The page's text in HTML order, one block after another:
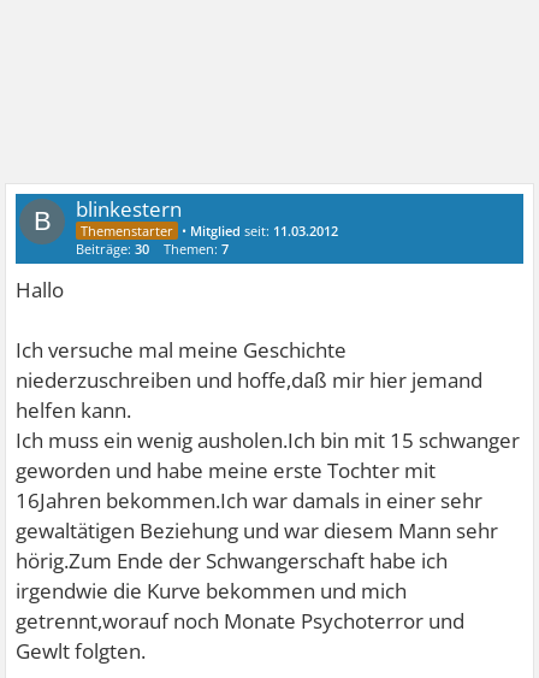
B blinkestern
• Mitglied seit: 11.03.2012
Beiträge:30 Themen:7
Hallo
Ich versuche mal meine Geschichte
niederzuschreiben und hoffe,daß mir hier jemand
helfen kann.
Ich muss ein wenig ausholen.Ich bin mit 15 schwanger
geworden und habe meine erste Tochter mit
16Jahren bekommen.Ich war damals in einer sehr
gewaltätigen Beziehung und war diesem Mann sehr
hörig.Zum Ende der Schwangerschaft habe ich
irgendwie die Kurve bekommen und mich
getrennt,worauf noch Monate Psychoterror und
Gewlt folgten.